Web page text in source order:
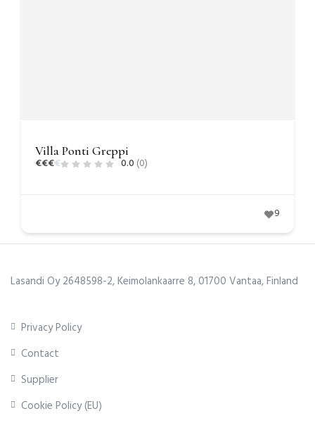
Villa Ponti Greppi
€€€€ 0.0 (0)
9
Lasandi Oy 2648598-2, Keimolankaarre 8, 01700 Vantaa, Finland
Privacy Policy
Contact
Supplier
Cookie Policy (EU)